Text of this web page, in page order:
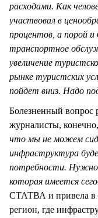
расходами. Как
участвовал в
процентов, а порой
транспортное
увеличение
рынке туристских
пойдет вниз. Надо
Болезненный вопрос
журналисты,
что мы не можем
инфраструктура
потребности. Нужно
которая имеется
СТАТВА и привела в
регион, где